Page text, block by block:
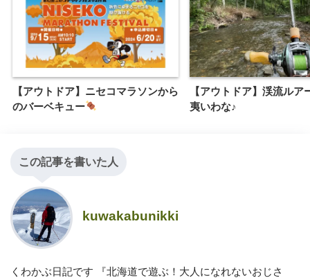
【アウトドア】ニセコマラソンから
のバーベキュー
【アウトドア】渓流ルア
夷いわな♪
この記事を書いた人
kuwakabunikki
くわかぶ日記です 『北海道で遊ぶ！大人になれないおじさ